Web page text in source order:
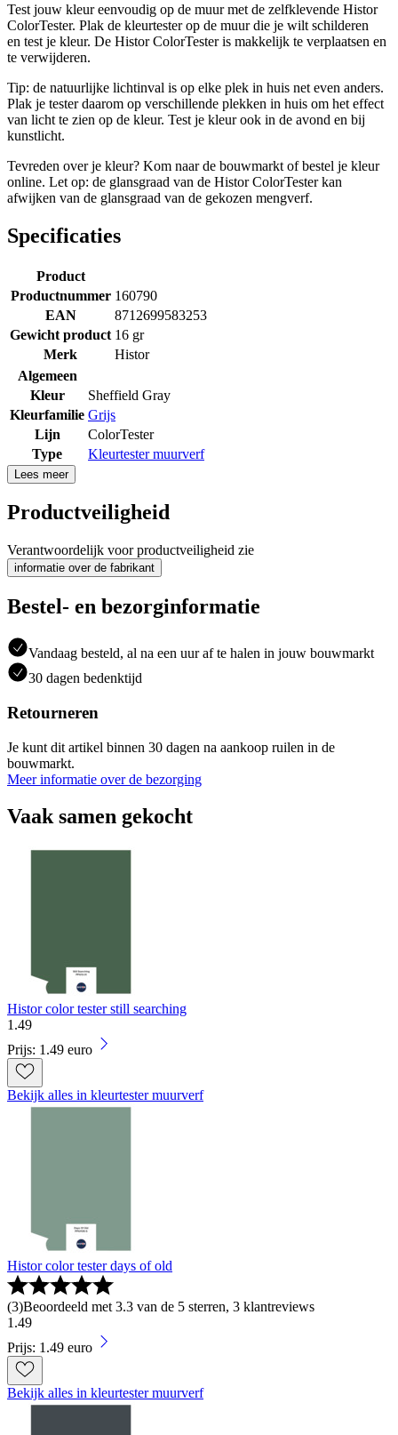
Test jouw kleur eenvoudig op de muur met de zelfklevende Histor
ColorTester. Plak de kleurtester op de muur die je wilt schilderen
en test je kleur. De Histor ColorTester is makkelijk te verplaatsen en
te verwijderen.
Tip: de natuurlijke lichtinval is op elke plek in huis net even anders.
Plak je tester daarom op verschillende plekken in huis om het effect
van licht te zien op de kleur. Test je kleur ook in de avond en bij
kunstlicht.
Tevreden over je kleur? Kom naar de bouwmarkt of bestel je kleur
online. Let op: de glansgraad van de Histor ColorTester kan
afwijken van de glansgraad van de gekozen mengverf.
Specificaties
Product
Productnummer 160790
EAN
8712699583253
Gewicht product 16 gr
Merk
Histor
Algemeen
Kleur
Sheffield Gray
Kleurfamilie Grijs
Lijn
ColorTester
Type
Kleurtester muurverf
Lees meer
Productveiligheid
Verantwoordelijk voor productveiligheid zie
informatie over de fabrikant
Bestel- en bezorginformatie
Vandaag besteld, al na een uur af te halen in jouw bouwmarkt
30 dagen bedenktijd
Retourneren
Je kunt dit artikel binnen 30 dagen na aankoop ruilen in de
bouwmarkt.
Meer informatie over de bezorging
Vaak samen gekocht
Histor color tester still searching
1 .49
Prijs: 1.49 euro
Bekijk alles in kleurtester muurverf
Histor color tester days of old
(3)Beoordeeld met 3.3 van de 5 sterren, 3 klantreviews
1 .49
Prijs: 1.49 euro
Bekijk alles in kleurtester muurverf